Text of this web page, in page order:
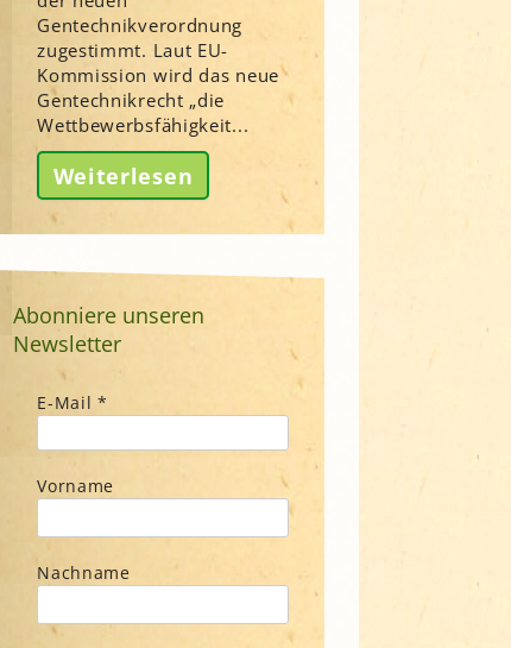
Gentechnikverordnung
zugestimmt. Laut EU-
Kommission wird das neue
Gentechnikrecht „die
Wettbewerbsfähigkeit...
Weiterlesen
Abonniere unseren
Newsletter
E-Mail*
Vorname
Nachname